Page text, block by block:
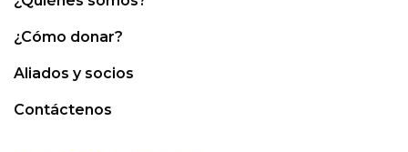
¿Cómo donar?
Aliados y socios
Contáctenos